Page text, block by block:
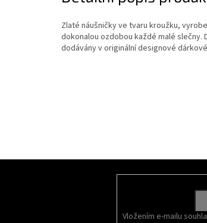
Zlaté náušničky ve tvaru kroužku,
dokonalou ozdobou každé malé
dodávány v originální designové
Vložením e-mailu